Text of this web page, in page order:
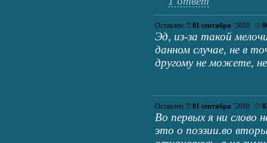
Оставлен: 01 сентября ’2010
Эд, из-за такой
данном случае, не в
другому не можете,
Оставлен: 01 сентября ’2010
Во первых я ни слово
это о поэзии.во